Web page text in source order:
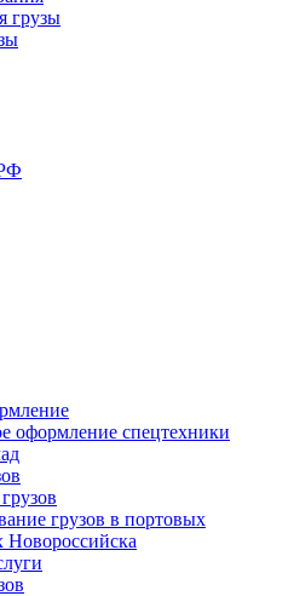
грузы
оформление спецтехники
грузов в портовых
Новороссийска